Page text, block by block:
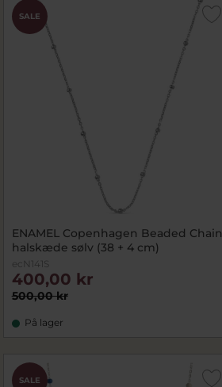
SALE
ENAMEL Copenhagen Beaded Chain
halskæde sølv (38 + 4 cm)
ecN141S
500,00 kr
400,00 kr
På lager
SALE